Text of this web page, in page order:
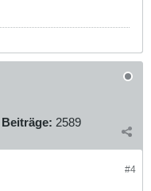
Beiträge: 2589
#4